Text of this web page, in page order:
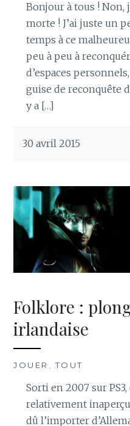
Bonjour à tous ! Non,
morte ! J’ai juste un
temps à ce
peu à peu à
d’espaces
guise de reconquête
y a […]
30 avril 2015
Folklore :
irlandaise
JOUER ,TOUT
Sorti en 2007 sur
relativement
dû l’importer